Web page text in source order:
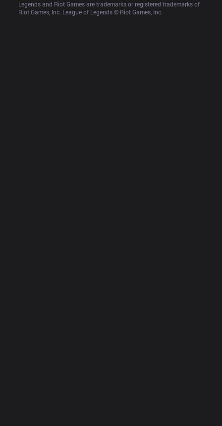
Legends and Riot Games are trademarks or registered trademarks of
Riot Games, Inc. League of Legends © Riot Games, Inc.